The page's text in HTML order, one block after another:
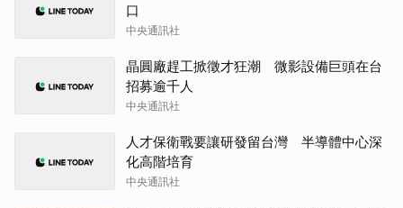
口
中央通訊社
晶圓廠趕工掀徵才狂潮 微影設備巨頭在台
招募逾千人
中央通訊社
人才保衛戰要讓研發留台灣 半導體中心深
化高階培育
中央通訊社